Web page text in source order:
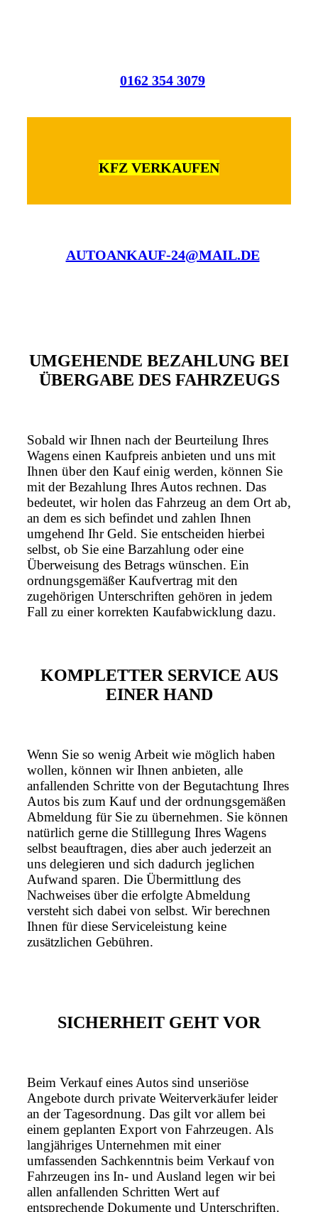
0162 354 3079
KFZ VERKAUFEN
AUTOANKAUF-24@MAIL.DE
UMGEHENDE BEZAHLUNG BEI
ÜBERGABE DES FAHRZEUGS
Sobald wir Ihnen nach der Beurteilung Ihres
Wagens einen Kaufpreis anbieten und uns mit
Ihnen über den Kauf einig werden, können Sie
mit der Bezahlung Ihres Autos rechnen. Das
bedeutet, wir holen das Fahrzeug an dem Ort ab,
an dem es sich befindet und zahlen Ihnen
umgehend Ihr Geld. Sie entscheiden hierbei
selbst, ob Sie eine Barzahlung oder eine
Überweisung des Betrags wünschen. Ein
ordnungsgemäßer Kaufvertrag mit den
zugehörigen Unterschriften gehören in jedem
Fall zu einer korrekten Kaufabwicklung dazu.
KOMPLETTER SERVICE AUS
EINER HAND
Wenn Sie so wenig Arbeit wie möglich haben
wollen, können wir Ihnen anbieten, alle
anfallenden Schritte von der Begutachtung Ihres
Autos bis zum Kauf und der ordnungsgemäßen
Abmeldung für Sie zu übernehmen. Sie können
natürlich gerne die Stilllegung Ihres Wagens
selbst beauftragen, dies aber auch jederzeit an
uns delegieren und sich dadurch jeglichen
Aufwand sparen. Die Übermittlung des
Nachweises über die erfolgte Abmeldung
versteht sich dabei von selbst. Wir berechnen
Ihnen für diese Serviceleistung keine
zusätzlichen Gebühren.
SICHERHEIT GEHT VOR
Beim Verkauf eines Autos sind unseriöse
Angebote durch private Weiterverkäufer leider
an der Tagesordnung. Das gilt vor allem bei
einem geplanten Export von Fahrzeugen. Als
langjähriges Unternehmen mit einer
umfassenden Sachkenntnis beim Verkauf von
Fahrzeugen ins In- und Ausland legen wir bei
allen anfallenden Schritten Wert auf
entsprechende Dokumente und Unterschriften.